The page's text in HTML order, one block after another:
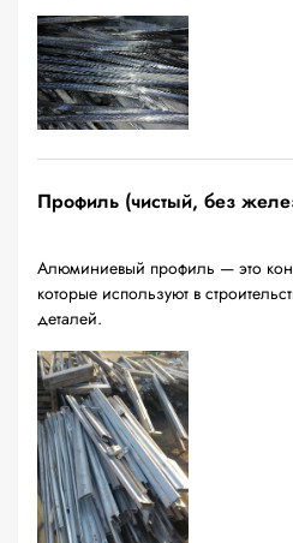
Профиль (чистый, без
Алюминиевый профиль — это
которые используют в
деталей.